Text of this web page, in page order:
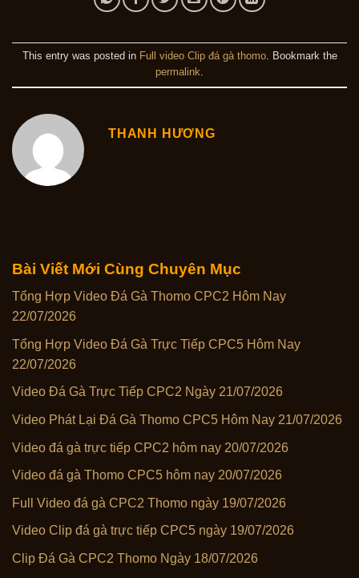
Bài Viết Mới Cùng Chuyên Mục
Tổng Hợp Video Đá Gà Thomo CPC2 Hôm Nay
22/07/2026
Tổng Hợp Video Đá Gà Trực Tiếp CPC5 Hôm Nay
22/07/2026
Video Đá Gà Trực Tiếp CPC2 Ngày 21/07/2026
Video Phát Lại Đá Gà Thomo CPC5 Hôm Nay 21/07/2026
Video đá gà trực tiếp CPC2 hôm nay 20/07/2026
Video đá gà Thomo CPC5 hôm nay 20/07/2026
Full Video đá gà CPC2 Thomo ngày 19/07/2026
Video Clip đá gà trực tiếp CPC5 ngày 19/07/2026
Clip Đá Gà CPC2 Thomo Ngày 18/07/2026
This entry was posted in Full video Clip đá gà thomo. Bookmark the
permalink
THANH HƯƠNG